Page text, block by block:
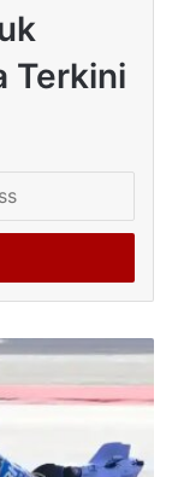
Terkini